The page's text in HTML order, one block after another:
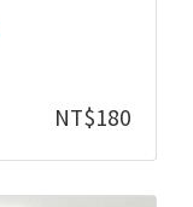
NT$180